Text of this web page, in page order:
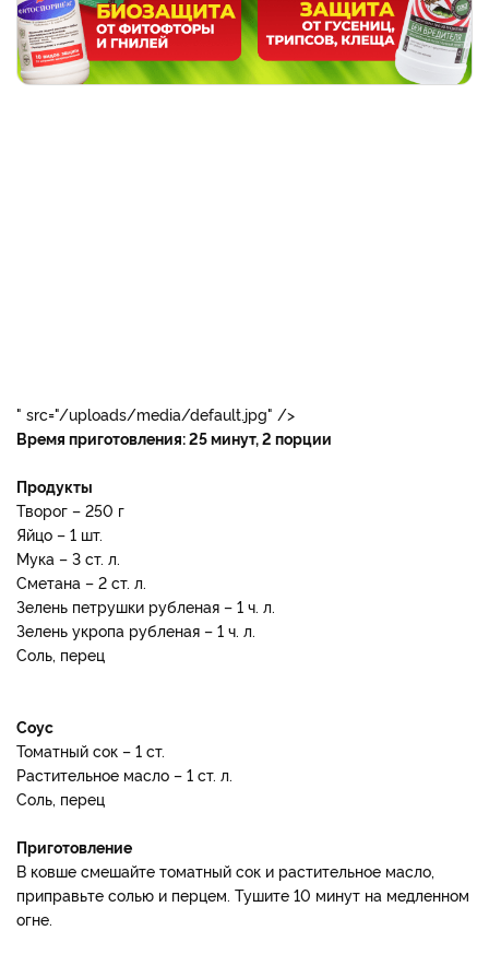
" src="/uploads/media/default.jpg" />
Время приготовления: 25 минут, 2 порции
Продукты
Творог – 250 г
Яйцо – 1 шт.
Мука – 3 ст. л.
Сметана – 2 ст. л.
Зелень петрушки рубленая – 1 ч. л.
Зелень укропа рубленая – 1 ч. л.
Соль, перец
Соус
Томатный сок – 1 ст.
Растительное масло – 1 ст. л.
Соль, перец
Приготовление
В ковше смешайте томатный сок и растительное масло,
приправьте солью и перцем. Тушите 10 минут на медленном
огне.